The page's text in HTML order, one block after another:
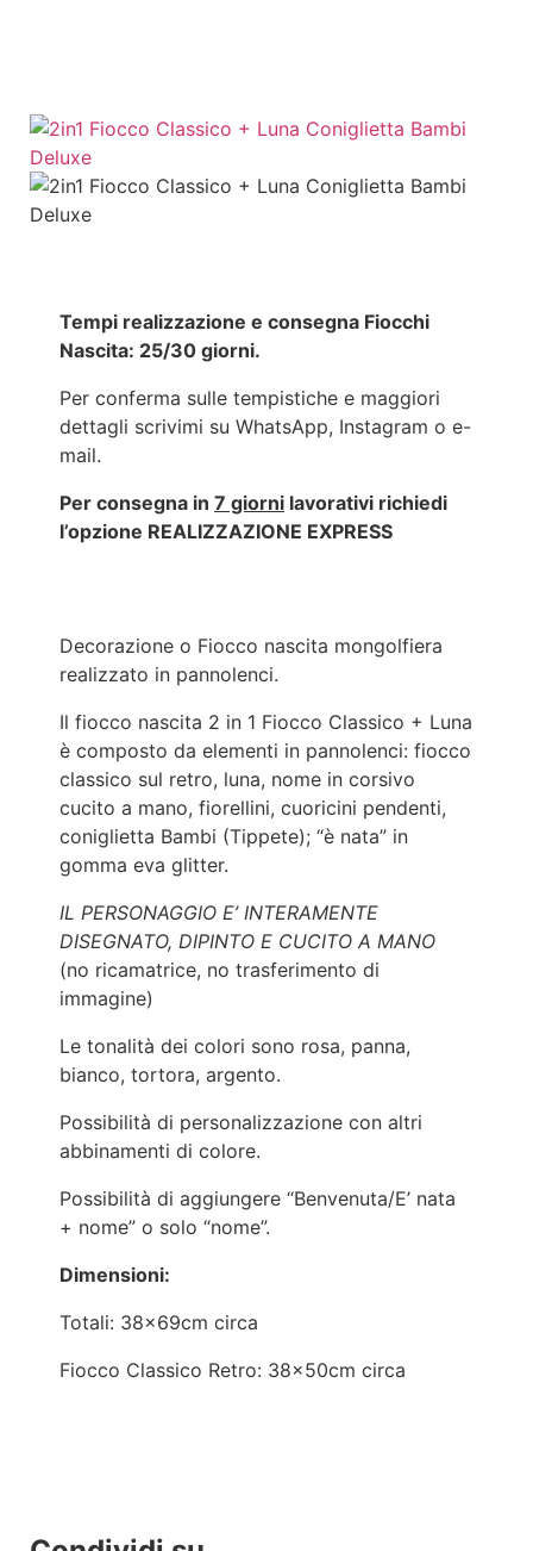
Tempi realizzazione e consegna Fiocchi
Nascita: 25/30 giorni.
Per conferma sulle tempistiche e maggiori
dettagli scrivimi su WhatsApp, Instagram o e-
mail.
Per consegna in 7 giorni lavorativi richiedi
l’opzione REALIZZAZIONE EXPRESS
Decorazione o Fiocco nascita mongolfiera
realizzato in pannolenci.
Il fiocco nascita 2 in 1 Fiocco Classico + Luna
è composto da elementi in pannolenci: fiocco
classico sul retro, luna, nome in corsivo
cucito a mano, fiorellini, cuoricini pendenti,
coniglietta Bambi (Tippete); “è nata” in
gomma eva glitter.
IL PERSONAGGIO E’ INTERAMENTE
DISEGNATO, DIPINTO E CUCITO A MANO
(no ricamatrice, no trasferimento di
immagine)
Le tonalità dei colori sono rosa, panna,
bianco, tortora, argento.
Possibilità di personalizzazione con altri
abbinamenti di colore.
Possibilità di aggiungere “Benvenuta/E’ nata
+ nome” o solo “nome”.
Dimensioni:
Totali: 38x69cm circa
Fiocco Classico Retro: 38x50cm circa